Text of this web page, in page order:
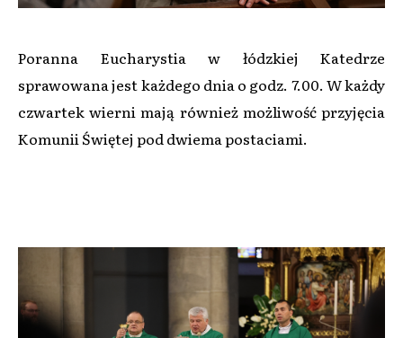
Poranna Eucharystia w łódzkiej Katedrze
sprawowana jest każdego dnia o godz. 7.00. W każdy
czwartek wierni mają również możliwość przyjęcia
Komunii Świętej pod dwiema postaciami.